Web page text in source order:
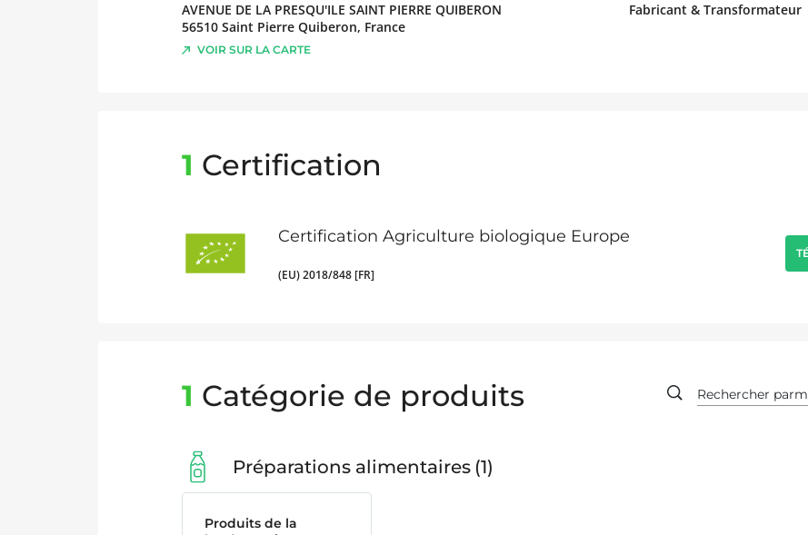
AVENUE DE LA PRESQU'ILE SAINT PIERRE QUIBERON
56510 Saint Pierre Quiberon, France
VOIR SUR LA CARTE
Fabricant & Transformateur
1 Certification
Certification Agriculture biologique Europe
(EU) 2018/848 [FR]
1 Catégorie de produits
Préparations alimentaires 1
Produits de la